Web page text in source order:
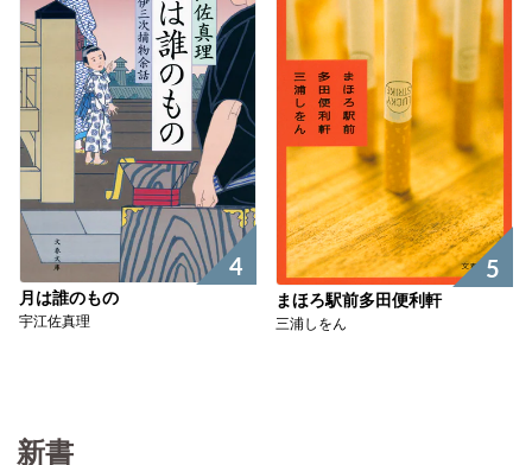
4
月は誰のもの
宇江佐真理
5
まほろ駅前多田便利軒
三浦しをん
新書